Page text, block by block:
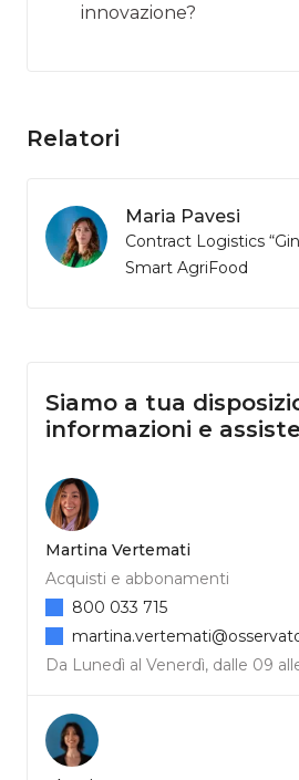
innovazione?
Relatori
Maria Pavesi
Contract Logistics
Smart AgriFood
Siamo a tua
informazioni e
Martina Vertemati
Acquisti e abbonamenti
Da Lunedì al Venerdì, dalle 09
800 033 715